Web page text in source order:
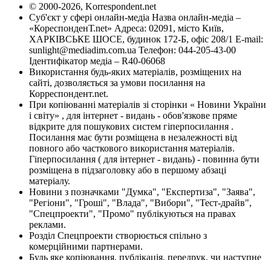
© 2000-2026, Korrespondent.net
Суб'єкт у сфері онлайн-медіа Назва онлайн-медіа –
«КореспонденТ.net» Адреса: 02091, місто Київ,
ХАРКІВСЬКЕ ШОСЕ, будинок 172-Б, офіс 208/1 E-mail:
sunlight@mediadim.com.ua Телефон: 044-205-43-00
Ідентифікатор медіа – R40-06068
Використання будь-яких матеріалів, розміщених на
сайті, дозволяється за умови посилання на
Корреспондент.net.
При копіюванні матеріалів зі сторінки « Новини України
і світу» , для інтернет - видань - обов'язкове пряме
відкрите для пошукових систем гіперпосилання .
Посилання має бути розміщена в незалежності від
повного або часткового використання матеріалів.
Гіперпосилання ( для інтернет - видань) - повинна бути
розміщена в підзаголовку або в першому абзаці
матеріалу.
Новини з позначками "Думка", "Експертиза", "Заява",
"Регіони", "Гроші", "Влада", "Вибори", "Тест-драйв",
"Спецпроекти", "Промо" публікуються на правах
реклами.
Розділ Спецпроекти створюється спільно з
комерційними партнерами.
Будь яке копіювання, публікація, передрук, чи наступне